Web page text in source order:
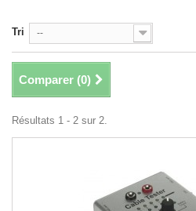
Tri --
Comparer (0)
Résultats 1 - 2 sur 2.